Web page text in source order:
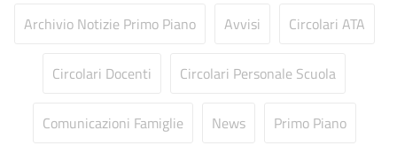
FAQ e VideoTutorial Registro Elettronico CLASSEVIVA
Incarichi conferiti e autorizzati ai dipendenti
Archivio Notizie Primo Piano Avvisi Circolari ATA
Circolari Docenti Circolari Personale Scuola
Comunicazioni Famiglie News Primo Piano